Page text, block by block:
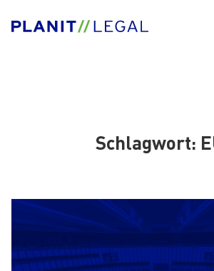
Schlagwort: